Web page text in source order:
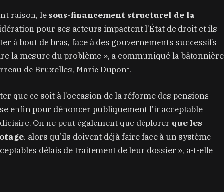
raison, lesous-financement structurel de la
pour ses acteurs impactent l’État de droit et ils
à bout de bras, face à des gouvernements successifs
la mesure du problème », a communiqué la bâtonnière
de Bruxelles, Marie Dupont.
que ce soit à l’occasion de la réforme des pensions
enfin pour dénoncer publiquement l’inacceptable
On ne peut également que déplorer que les
, alors qu’ils doivent déjà faire face à un système
délais de traitement de leur dossier », a-t-elle